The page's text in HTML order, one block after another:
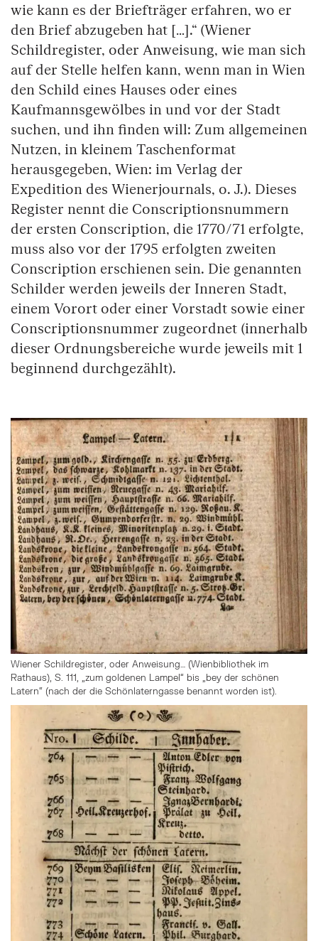
wie kann es der Briefträger erfahren, wo er
den Brief abzugeben hat […].“ (Wiener
Schildregister, oder Anweisung, wie man sich
auf der Stelle helfen kann, wenn man in Wien
den Schild eines Hauses oder eines
Kaufmannsgewölbes in und vor der Stadt
suchen, und ihn finden will: Zum allgemeinen
Nutzen, in kleinem Taschenformat
herausgegeben, Wien: im Verlag der
Expedition des Wienerjournals, o. J.). Dieses
Register nennt die Conscriptionsnummern
der ersten Conscription, die 1770/71 erfolgte,
muss also vor der 1795 erfolgten zweiten
Conscription erschienen sein. Die genannten
Schilder werden jeweils der Inneren Stadt,
einem Vorort oder einer Vorstadt sowie einer
Conscriptionsnummer zugeordnet (innerhalb
dieser Ordnungsbereiche wurde jeweils mit 1
beginnend durchgezählt).
Wiener Schildregister, oder Anweisung… (Wienbibliothek im
Rathaus), S. 111, „zum goldenen Lampel“ bis „bey der schönen
Latern“ (nach der die Schönlaterngasse benannt worden ist).